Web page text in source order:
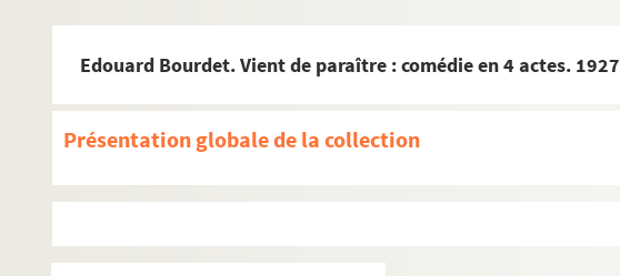
Edouard Bourdet. Vient de paraître : comédie en 4 actes. 1927
Présentation globale de la collection